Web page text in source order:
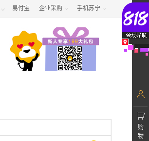
 易付宝 企业采购  手机苏宁 
购
物